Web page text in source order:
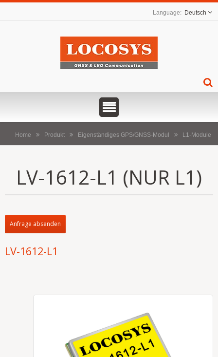
Deutsch
Home Produkt Eigenständiges GPS/GNSS-Modul L1-Module
LV-1612-L1 (NUR L1)
Anfrage absenden
LV-1612-L1